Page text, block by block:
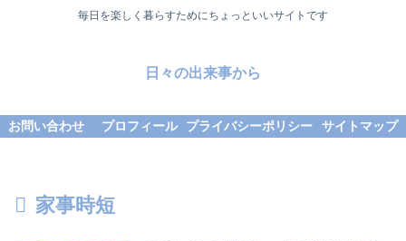
毎日を楽しく暮らすためにちょっといいサイトです
日々の出来事から
お問い合わせ プロフィール プライバシーポリシー サイトマップ
家事時短